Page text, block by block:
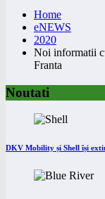
Home
eNEWS
2020
Noi informatii
Franta
Noutati
DKV Mobility și Shell își